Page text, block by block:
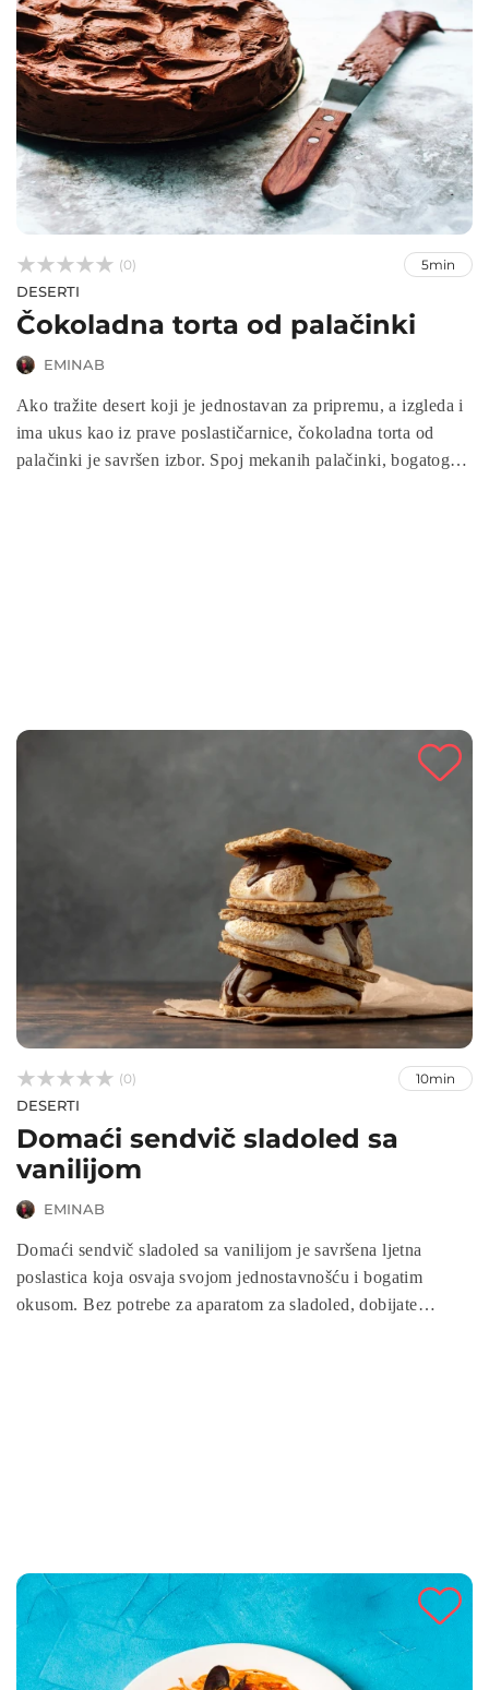


 (0) 5min
DESERTI
Čokoladna torta od palačinki
EMINAB
Ako tražite desert koji je jednostavan za pripremu, a izgleda i
ima ukus kao iz prave poslastičarnice, čokoladna torta od
palačinki je savršen izbor. Spoj mekanih palačinki, bogatog


 (0) 10min
DESERTI
Domaći sendvič sladoled sa
vanilijom
EMINAB
Domaći sendvič sladoled sa vanilijom je savršena ljetna
poslastica koja osvaja svojom jednostavnošću i bogatim
okusom. Bez potrebe za aparatom za sladoled, dobijate